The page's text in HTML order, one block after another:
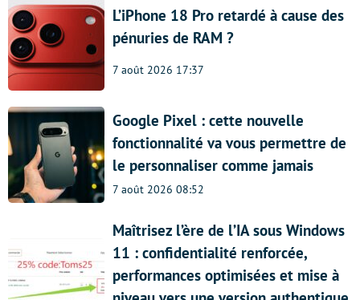
L’iPhone 18 Pro retardé à cause des
pénuries de RAM ?
7 août 2026 17:37
Google Pixel : cette nouvelle
fonctionnalité va vous permettre de
le personnaliser comme jamais
7 août 2026 08:52
Maîtrisez l’ère de l’IA sous Windows
11 : confidentialité renforcée,
performances optimisées et mise à